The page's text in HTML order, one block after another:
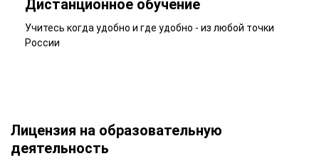
Дистанционное обучение
Учитесь когда удобно и где удобно - из любой точки
России
Лицензия на образовательную
деятельность